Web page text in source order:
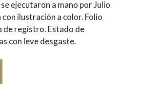
ejecutaron a mano por Julio
ilustración a color. Folio
de registro. Estado de
con leve desgaste.